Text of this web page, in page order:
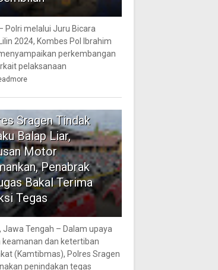
Polri melalui Juru Bicara
2024, Kombes Pol Ibrahim
perkembangan
pelaksanaan
Sragen Tindak
Balap Liar,
Motor
Penabrak
Bakal Terima
Tegas
Jawa Tengah – Dalam upaya
keamanan dan ketertiban
(Kamtibmas), Polres Sragen
penindakan tegas